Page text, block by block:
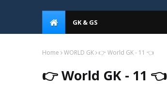
GK & GS
Home WORLD GK 👉 World GK - 11 👈
👉 World GK - 11 👈